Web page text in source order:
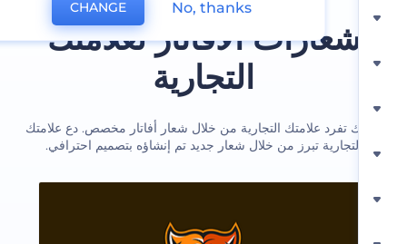
الأفاتار لعلامتك
التجارية
تفرد علامتك التجارية من خلال شعار أفاتار مخصص. دع علامتك
تبرز من خلال شعار جديد تم إنشاؤه بتصميم احترافي.
CHANGE No, thanks